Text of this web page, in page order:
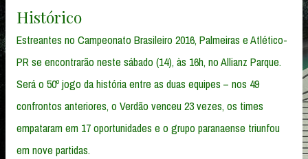
Histórico
Estreantes no Campeonato Brasileiro 2016, Palmeiras e Atlético-
PR se encontrarão neste sábado (14), às 16h, no Allianz Parque.
Será o 50º jogo da história entre as duas equipes – nos 49
confrontos anteriores, o Verdão venceu 23 vezes, os times
empataram em 17 oportunidades e o grupo paranaense triunfou
em nove partidas.